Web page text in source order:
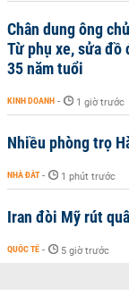
Chân dung ông
Từ phụ xe, sửa
35 năm tuổi
KINH DOANH - 1 giờ trước
Nhiều phòng trọ
NHÀ ĐẤT - 1 phút trước
Iran đòi Mỹ rút
QUỐC TẾ - 5 giờ trước